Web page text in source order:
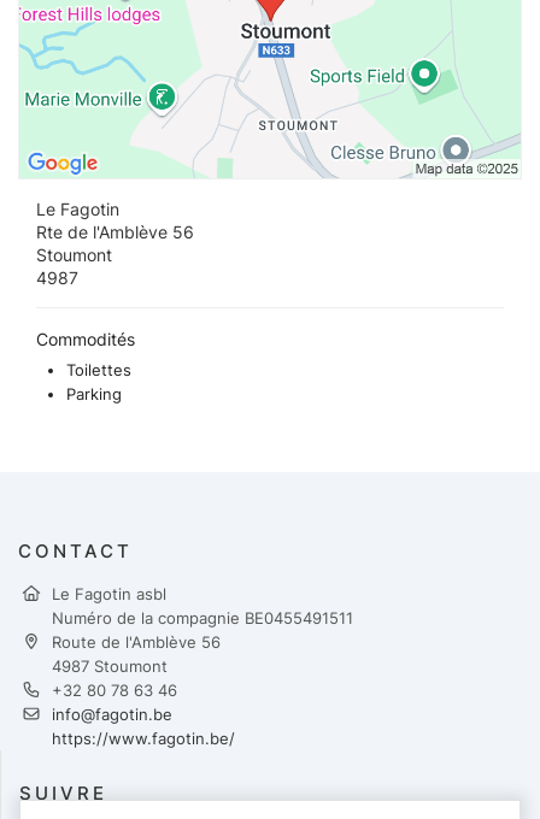
Le Fagotin
Rte de l'Amblève 56
Stoumont
4987
Commodités
Toilettes
Parking
CONTACT
Le Fagotin asbl
Numéro de la compagnie BE0455491511
Route de l'Amblève 56
4987 Stoumont
+32 80 78 63 46
info@fagotin.be
https://www.fagotin.be/
SUIVRE